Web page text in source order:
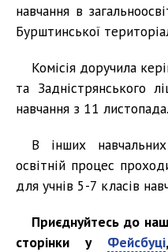
навчання в
Бурштинської
Комісія доручила
та Задністрянського
навчання з 11 листопада.
В інших
освітній процес
для учнів 5-7 класів
Приєднуйтесь до
сторінки у Фейсбуці